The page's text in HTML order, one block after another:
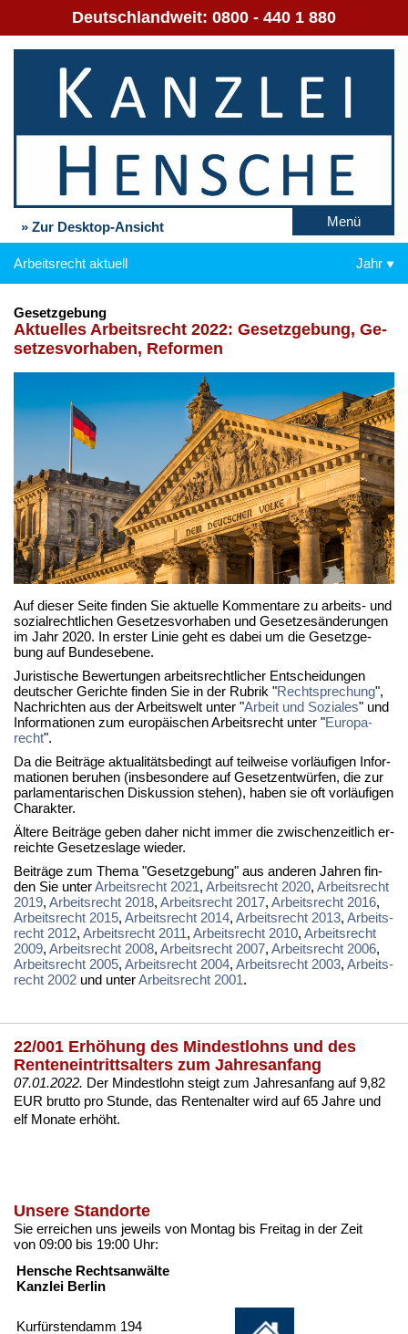
Deutschlandweit: 0800 - 440 1 880
» Zur Desktop-Ansicht Menü
Arbeitsrecht aktuell Jahr
Gesetzgebung
Ak­tu­el­les Ar­beits­recht 2022: Ge­setz­ge­bung, Ge­
set­zes­vor­ha­ben, Re­for­men
Auf die­ser Sei­te fin­den Sie ak­tu­el­le Kom­men­ta­re zu ar­beits- und
so­zi­al­recht­li­chen Ge­set­zes­vor­ha­ben und Ge­set­zes­än­de­run­gen
im Jahr 2020. In ers­ter Li­nie geht es da­bei um die Ge­setz­ge­
bung auf Bun­des­ebe­ne.
Ju­ris­ti­sche Be­wer­tun­gen ar­beits­recht­li­cher Ent­schei­dun­gen
deut­scher Ge­rich­te fin­den Sie in der Ru­brik "Recht­spre­chung",
Nach­rich­ten aus der Ar­beits­welt un­ter "Ar­beit und So­zia­les" und
In­for­ma­tio­nen zum eu­ro­päi­schen Ar­beits­recht un­ter "Eu­ro­pa­
recht".
Da die Bei­trä­ge ak­tua­li­täts­be­dingt auf teil­wei­se vor­läu­fi­gen In­for­
ma­tio­nen be­ru­hen (ins­be­son­de­re auf Ge­setz­ent­wür­fen, die zur
par­la­men­ta­ri­schen Dis­kus­si­on ste­hen), ha­ben sie oft vor­läu­fi­gen
Cha­rak­ter.
Äl­te­re Bei­trä­ge ge­ben da­her nicht im­mer die zwi­schen­zeit­lich er­
reich­te Ge­set­zes­la­ge wie­der.
Bei­trä­ge zum The­ma "Ge­setz­ge­bung" aus an­de­ren Jah­ren fin­
den Sie un­terAr­beits­recht 2021, Ar­beits­recht 2020, Ar­beits­recht
2019, Ar­beits­recht 2018, Ar­beits­recht 2017, Ar­beits­recht 2016,
Ar­beits­recht 2015, Ar­beits­recht 2014, Ar­beits­recht 2013, Ar­beits­
recht 2012, Ar­beits­recht 2011, Ar­beits­recht 2010, Ar­beits­recht
2009, Ar­beits­recht 2008, Ar­beits­recht 2007, Ar­beits­recht 2006,
Ar­beits­recht 2005, Ar­beits­recht 2004, Ar­beits­recht 2003, Ar­beits­
recht 2002 und un­terAr­beits­recht 2001.
22/001 Erhöhung des Mindestlohns und des
Renteneintrittsalters zum Jahresanfang
07.01.2022. Der Min­dest­lohn steigt zum Jah­res­an­fang auf 9,82
EUR brut­to pro St­un­de, das Ren­ten­al­ter wird auf 65 Jah­re und
elf Mo­na­te erhöht.
Unsere Standorte
Sie erreichen uns jeweils von Montag bis Freitag in der Zeit
von 09:00 bis 19:00 Uhr:
Hensche Rechtsanwälte
Kanzlei Berlin
Kurfürstendamm 194